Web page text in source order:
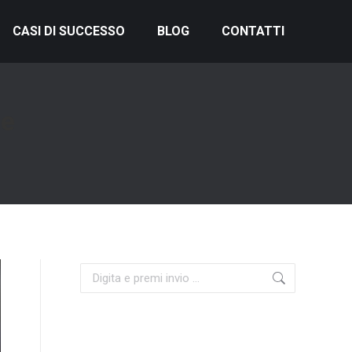
CASI DI SUCCESSO BLOG CONTATTI
Cerca